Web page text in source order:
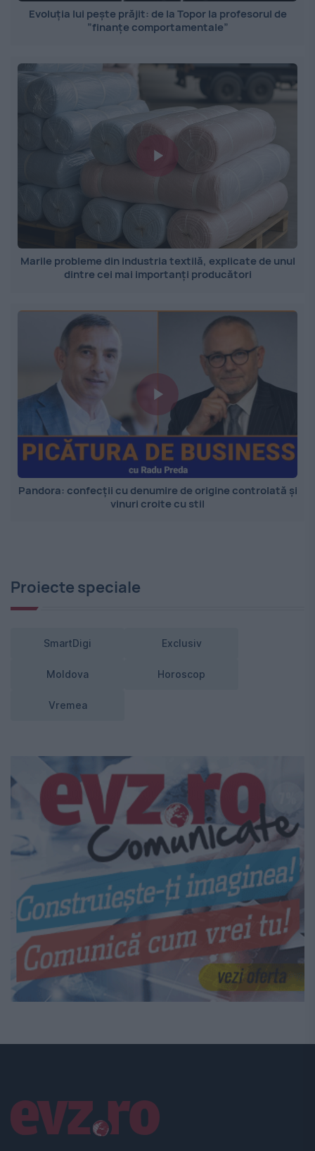
Evoluția lui pește prăjit: de la Topor la profesorul de
”finanțe comportamentale”
Marile probleme din industria textilă, explicate de unul
dintre cei mai importanți producători
Pandora: confecții cu denumire de origine controlată și
vinuri croite cu stil
Proiecte speciale
SmartDigi Exclusiv
Moldova Horoscop
Vremea
Linkuri utile